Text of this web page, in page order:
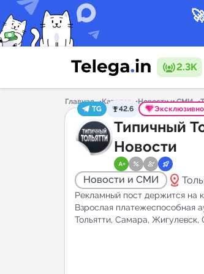
2.3K
Главная Каталог Новости и СМИ
TG
42.6
Типичный
Новости
Новости и СМИ distance
Рекламный пост держится на
Взрослая платежеспособная
Тольятти, Самара, Жигулевск,